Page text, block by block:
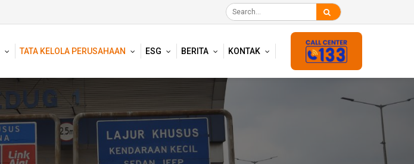
TATA KELOLA PERUSAHAAN ESG BERITA KONTAK